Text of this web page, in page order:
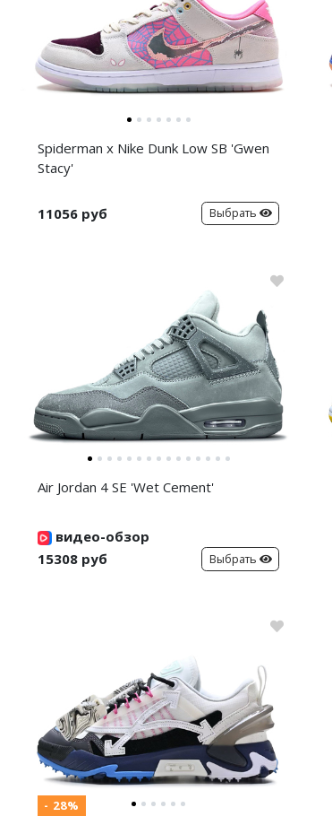
Spiderman x Nike Dunk Low SB 'Gwen
Stacy'
11056 руб Выбрать
Air Jordan 4 SE 'Wet Cement'
видео-обзор
15308 руб
Выбрать
- 28%